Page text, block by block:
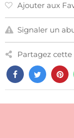
Ajouter aux
Signaler un
Partagez cette